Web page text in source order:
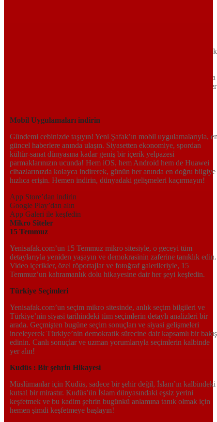
Tarafsız, dinamik ve derinlemesine habercilik anlayışıyla Yeni
bir yelpazede sunduğu haberlerle, hem Türkiye’de hem de dünyada
neler olup bittiğini anında öğrenin. Dijital platformlarıyla her an, her
Mobil Uygulamaları indirin
Gündemi cebinizde taşıyın! Yeni Şafak’ın mobil uygulamalarıyla,
güncel haberlere anında ulaşın. Siyasetten ekonomiye, spordan
kültür-sanat dünyasına kadar geniş bir içerik yelpazesi
parmaklarınızın ucunda! Hem iOS, hem Android hem de Huawei
cihazlarınızda kolayca indirerek, günün her anında en doğru bilgiye
hızlıca erişin. Hemen indirin, dünyadaki gelişmeleri kaçırmayın!
App Store’dan indirin
Google Play’dan alın
App Galeri ile keşfedin
Mikro Siteler
15 Temmuz
Yenisafak.com’un 15 Temmuz mikro sitesiyle, o geceyi tüm
detaylarıyla yeniden yaşayın ve demokrasinin zaferine tanıklık edin.
Video içerikler, özel röportajlar ve fotoğraf galerileriyle, 15
Temmuz’un kahramanlık dolu hikayesine dair her şeyi keşfedin.
Türkiye Seçimleri
Yenisafak.com’un seçim mikro sitesinde, anlık seçim bilgileri ve
Türkiye’nin siyasi tarihindeki tüm seçimlerin detaylı analizleri bir
arada. Geçmişten bugüne seçim sonuçları ve siyasi gelişmeleri
inceleyerek Türkiye’nin demokratik sürecine dair kapsamlı bir bakış
edinin. Canlı sonuçlar ve uzman yorumlarıyla seçimlerin kalbinde
yer alın!
Kudüs : Bir şehrin Hikayesi
Müslümanlar için Kudüs, sadece bir şehir değil, İslam’ın kalbindeki
kutsal bir mirastır. Kudüs’ün İslam dünyasındaki eşsiz yerini
keşfetmek ve bu kadim şehrin bugünkü anlamına tanık olmak için
hemen şimdi keşfetmeye başlayın!